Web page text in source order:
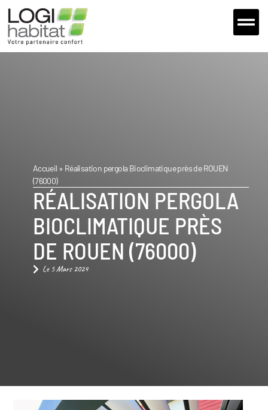
Accueil » Réalisation pergola Bioclimatique près de ROUEN
(76000)
RÉALISATION PERGOLA
BIOCLIMATIQUE PRÈS
DE ROUEN (76000)
Le 5 Mars 2024